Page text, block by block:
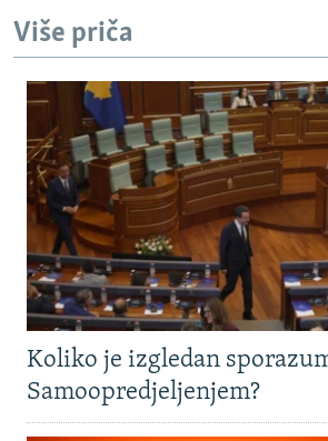
Više priča
Koliko je izgledan
Samoopredjeljenjem?